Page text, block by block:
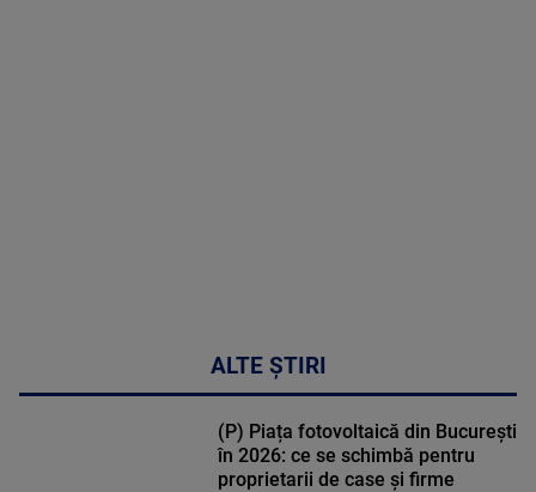
ALTE ȘTIRI
(P) Piața fotovoltaică din București
în 2026: ce se schimbă pentru
proprietarii de case și firme